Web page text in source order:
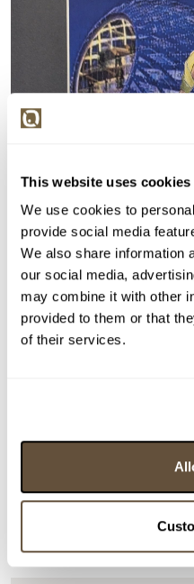
This website uses cookies
We use cookies to
provide social media
We also share information
our social media,
may combine it with other
provided to them or that
of their services.
> Zobrazit detail položky